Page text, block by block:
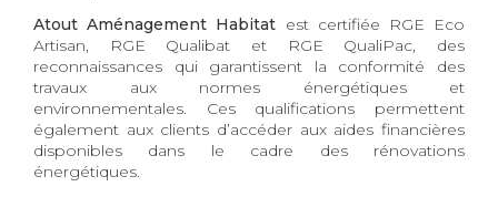
Atout Aménagement Habitat est certifiée RGE Eco
Artisan, RGE Qualibat et RGE QualiPac, des
reconnaissances qui garantissent la conformité des
travaux aux normes énergétiques et
environnementales. Ces qualifications permettent
également aux clients d’accéder aux aides financières
disponibles dans le cadre des rénovations
énergétiques.